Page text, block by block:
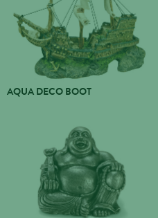
AQUA DECO BOOT